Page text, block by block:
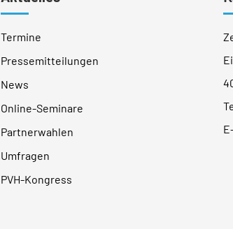
Termine
Pressemitteilungen
News
Online-Seminare
Partnerwahlen
Umfragen
PVH-Kongress